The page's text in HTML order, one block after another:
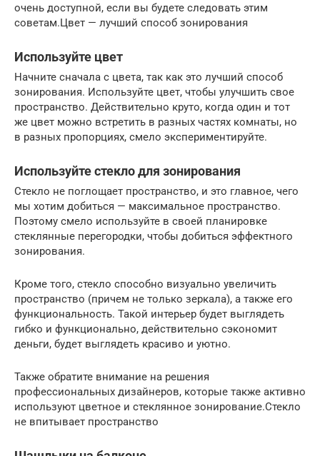
очень доступной, если вы будете следовать этим
советам.Цвет — лучший способ зонирования
Используйте цвет
Начните сначала с цвета, так как это лучший способ
зонирования. Используйте цвет, чтобы улучшить свое
пространство. Действительно круто, когда один и тот
же цвет можно встретить в разных частях комнаты, но
в разных пропорциях, смело экспериментируйте.
Используйте стекло для зонирования
Стекло не поглощает пространство, и это главное, чего
мы хотим добиться — максимальное пространство.
Поэтому смело используйте в своей планировке
стеклянные перегородки, чтобы добиться эффектного
зонирования.
Кроме того, стекло способно визуально увеличить
пространство (причем не только зеркала), а также его
функциональность. Такой интерьер будет выглядеть
гибко и функционально, действительно сэкономит
деньги, будет выглядеть красиво и уютно.
Также обратите внимание на решения
профессиональных дизайнеров, которые также активно
используют цветное и стеклянное зонирование.Стекло
не впитывает пространство